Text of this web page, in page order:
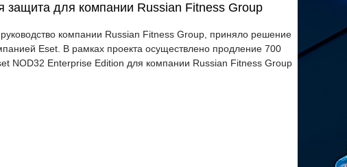
для компании Russian Fitness Group
компании Russian Fitness Group, приняло решение
Eset. В рамках проекта осуществлено продление 700
NOD32 Enterprise Edition для компании Russian Fitness Group